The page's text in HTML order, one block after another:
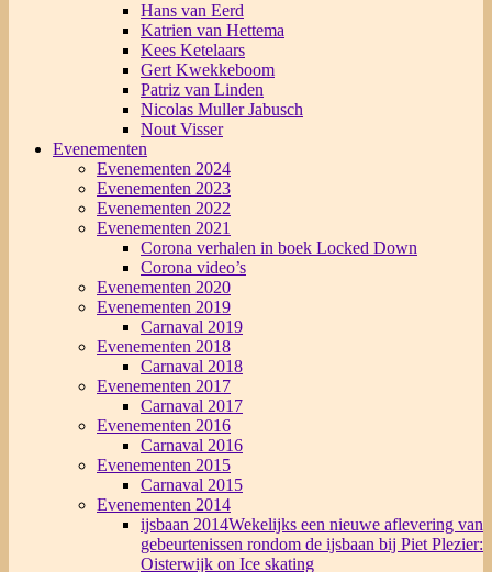
Hans van Eerd
Katrien van Hettema
Kees Ketelaars
Gert Kwekkeboom
Patriz van Linden
Nicolas Muller Jabusch
Nout Visser
Evenementen
Evenementen 2024
Evenementen 2023
Evenementen 2022
Evenementen 2021
Corona verhalen in boek Locked Down
Corona video’s
Evenementen 2020
Evenementen 2019
Carnaval 2019
Evenementen 2018
Carnaval 2018
Evenementen 2017
Carnaval 2017
Evenementen 2016
Carnaval 2016
Evenementen 2015
Carnaval 2015
Evenementen 2014
ijsbaan 2014Wekelijks een nieuwe aflevering van
gebeurtenissen rondom de ijsbaan bij Piet Plezier:
Oisterwijk on Ice skating